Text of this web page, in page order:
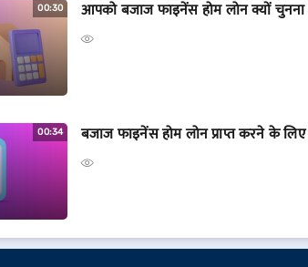
00:30 आपको बजाज फाइनेंस होम लोन क्यों चुनना
00:34 बजाज फाइनेंस होम लोन प्राप्त करने के